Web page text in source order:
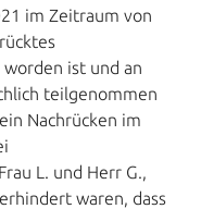
im Zeitraum von
ist und an
teilgenommen
Nachrücken im
L. und Herr G.,
waren, dass